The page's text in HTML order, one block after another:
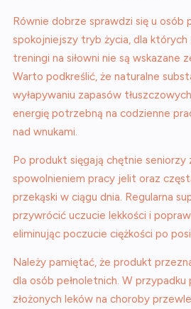
Równie dobrze sprawdzi się u osób
spokojniejszy tryb życia, dla
treningi na siłowni nie są wskazane
Warto podkreślić, że naturalne
wyłapywaniu zapasów
energię potrzebną na codzienne
nad wnukami.
Po produkt sięgają chętnie seniorzy
spowolnieniem pracy jelit oraz
przekąski w ciągu dnia. Regularna
przywrócić uczucie lekkości i
eliminując poczucie ciężkości po
Należy pamiętać, że produkt
dla osób pełnoletnich. W przypadku
złożonych leków na choroby